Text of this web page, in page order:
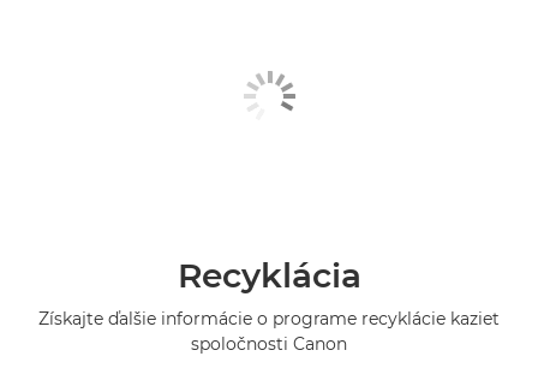
Recyklácia
Získajte ďalšie informácie o programe recyklácie kaziet
spoločnosti Canon